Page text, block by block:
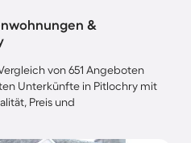
&
von 651 Angeboten
Unterkünfte in Pitlochry mit
Preis und